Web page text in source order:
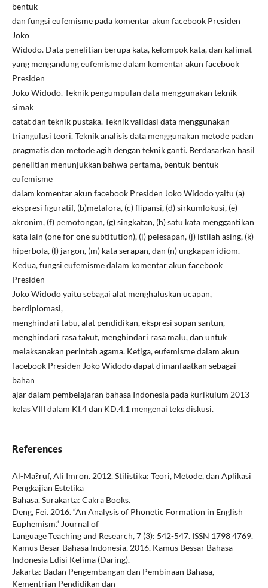
bentuk
dan fungsi eufemisme pada komentar akun facebook Presiden
Joko
Widodo. Data penelitian berupa kata, kelompok kata, dan kalimat
yang mengandung eufemisme dalam komentar akun facebook
Presiden
Joko Widodo. Teknik pengumpulan data menggunakan teknik
simak
catat dan teknik pustaka. Teknik validasi data menggunakan
triangulasi teori. Teknik analisis data menggunakan metode padan
pragmatis dan metode agih dengan teknik ganti. Berdasarkan hasil
penelitian menunjukkan bahwa pertama, bentuk-bentuk
eufemisme
dalam komentar akun facebook Presiden Joko Widodo yaitu (a)
ekspresi figuratif, (b)metafora, (c) flipansi, (d) sirkumlokusi, (e)
akronim, (f) pemotongan, (g) singkatan, (h) satu kata menggantikan
kata lain (one for one subtitution), (i) pelesapan, (j) istilah asing, (k)
hiperbola, (l) jargon, (m) kata serapan, dan (n) ungkapan idiom.
Kedua, fungsi eufemisme dalam komentar akun facebook
Presiden
Joko Widodo yaitu sebagai alat menghaluskan ucapan,
berdiplomasi,
menghindari tabu, alat pendidikan, ekspresi sopan santun,
menghindari rasa takut, menghindari rasa malu, dan untuk
melaksanakan perintah agama. Ketiga, eufemisme dalam akun
facebook Presiden Joko Widodo dapat dimanfaatkan sebagai
bahan
ajar dalam pembelajaran bahasa Indonesia pada kurikulum 2013
kelas VIII dalam KI.4 dan KD.4.1 mengenai teks diskusi.
References
Al-Ma?ruf, Ali Imron. 2012. Stilistika: Teori, Metode, dan Aplikasi
Pengkajian Estetika
Bahasa. Surakarta: Cakra Books.
Deng, Fei. 2016. “An Analysis of Phonetic Formation in English
Euphemism.” Journal of
Language Teaching and Research, 7 (3): 542-547. ISSN 1798 4769.
Kamus Besar Bahasa Indonesia. 2016. Kamus Bessar Bahasa
Indonesia Edisi Kelima (Daring).
Jakarta: Badan Pengembangan dan Pembinaan Bahasa,
Kementrian Pendidikan dan